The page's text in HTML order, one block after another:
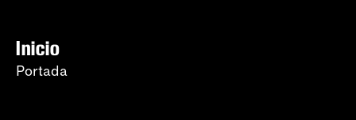
Inicio
Portada